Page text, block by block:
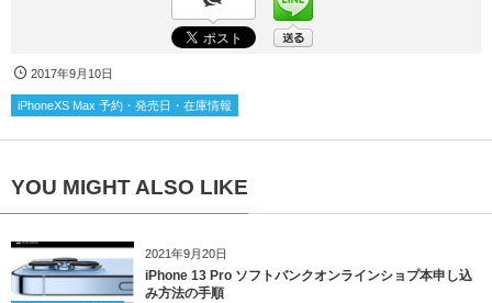
2017年9月10日
iPhoneXS Max 予約・発売日・在庫情報
YOU MIGHT ALSO LIKE
2021年9月20日
iPhone 13 Pro ソフトバンクオンラインショプ本申し込
み方法の手順